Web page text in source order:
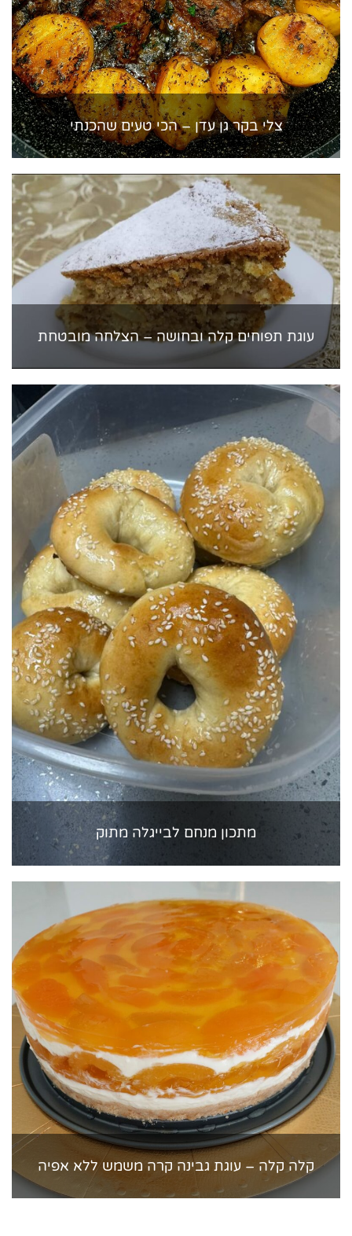
צלי בקר גן עדן – הכי טעים שהכנתי
עוגת תפוחים קלה ובחושה – הצלחה מובטחת
מתכון מנחם לבייגלה מתוק
קלה קלה – עוגת גבינה קרה משמש ללא אפיה